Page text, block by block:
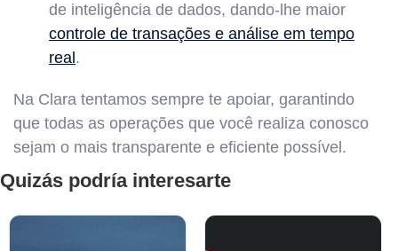
de inteligência de dados, dando-lhe maior
controle de transações e análise em tempo
real .
Na Clara tentamos sempre te apoiar, garantindo
que todas as operações que você realiza conosco
sejam o mais transparente e eficiente possível.
Quizás podría interesarte